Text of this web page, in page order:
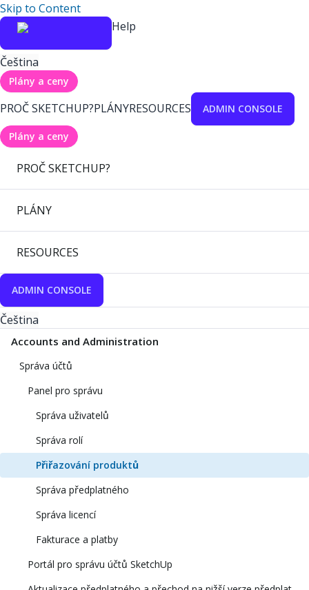
Skip to Content
Help
Čeština
Plány a ceny
PROČ SKETCHUP?PLÁNYRESOURCES ADMIN CONSOLE
Plány a ceny
PROČ SKETCHUP?
PLÁNY
RESOURCES
ADMIN CONSOLE
Čeština
Accounts and Administration
Správa účtů
Panel pro správu
Správa uživatelů
Správa rolí
Přiřazování produktů
Správa předplatného
Správa licencí
Fakturace a platby
Portál pro správu účtů SketchUp